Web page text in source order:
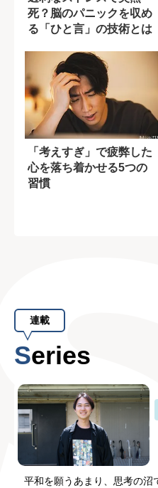
死？脳のパニックを収め
る「ひと言」の技術とは
「考えすぎ」で疲弊した
心を落ち着かせる5つの
習慣
連載
Series
平和を願うあまり、思考の沼